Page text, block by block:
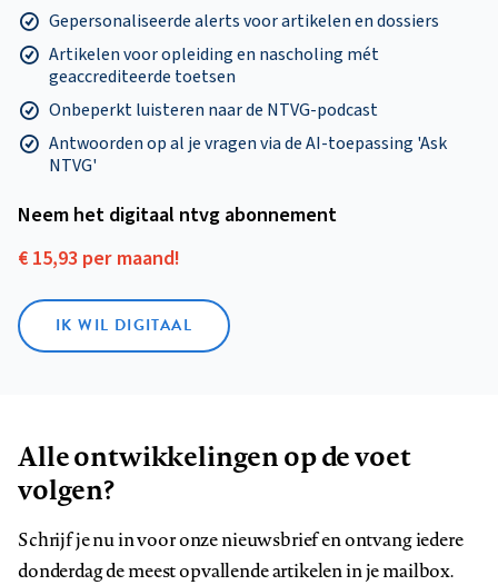
Gepersonaliseerde alerts voor artikelen en dossiers
Artikelen voor opleiding en nascholing mét
geaccrediteerde toetsen
Onbeperkt luisteren naar de NTVG-podcast
Antwoorden op al je vragen via de AI-toepassing 'Ask
NTVG'
Neem het digitaal ntvg abonnement
€ 15,93 per maand!
IK WIL DIGITAAL
Alle ontwikkelingen op de voet
volgen?
Schrijf je nu in voor onze nieuwsbrief en ontvang iedere
donderdag de meest opvallende artikelen in je mailbox.